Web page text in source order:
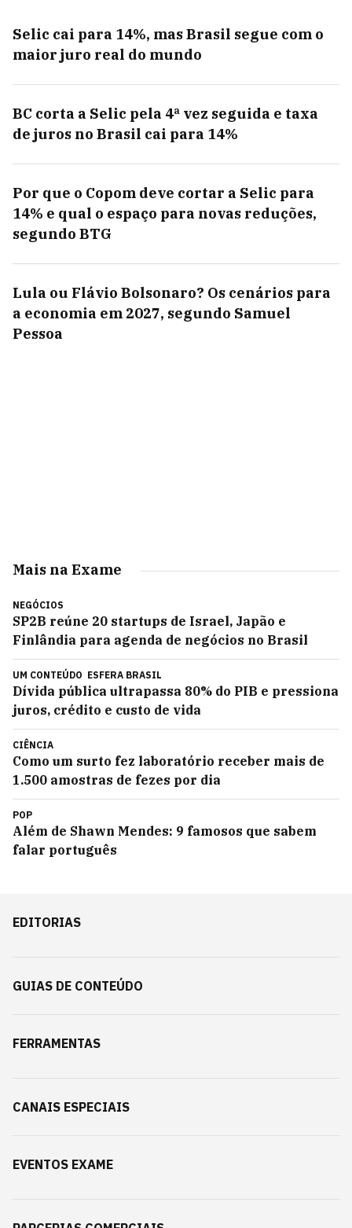
Selic cai para 14%, mas Brasil segue com o
maior juro real do mundo
BC corta a Selic pela 4ª vez seguida e taxa
de juros no Brasil cai para 14%
Por que o Copom deve cortar a Selic para
14% e qual o espaço para novas reduções,
segundo BTG
Lula ou Flávio Bolsonaro? Os cenários para
a economia em 2027, segundo Samuel
Pessoa
Mais na Exame
NEGÓCIOS
SP2B reúne 20 startups de Israel, Japão e
Finlândia para agenda de negócios no Brasil
UM CONTEÚDO ESFERA BRASIL
Dívida pública ultrapassa 80% do PIB e pressiona
juros, crédito e custo de vida
CIÊNCIA
Como um surto fez laboratório receber mais de
1.500 amostras de fezes por dia
POP
Além de Shawn Mendes: 9 famosos que sabem
falar português
EDITORIAS
GUIAS DE CONTEÚDO
FERRAMENTAS
CANAIS ESPECIAIS
EVENTOS EXAME